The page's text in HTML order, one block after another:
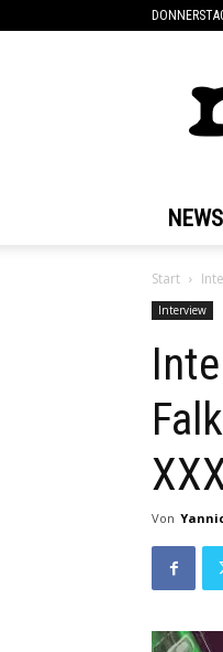
NEWS
Start
Interview
Von